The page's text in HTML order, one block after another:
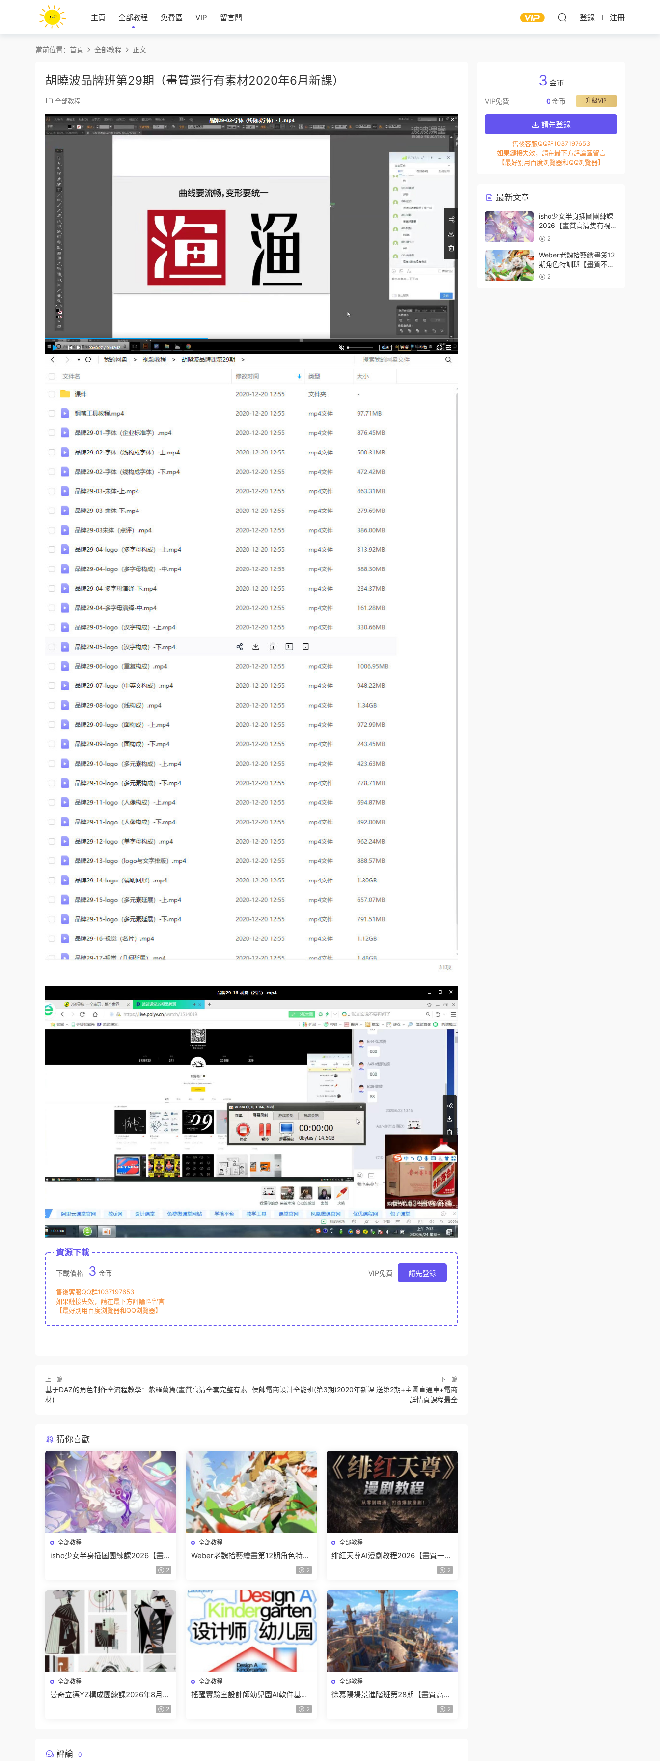
主頁 全部教程 免費區 VIP 留言闆 登錄 注冊
當前位置： 首頁 全部教程 正文
胡曉波品牌班第29期（畫質還行有素材2020年6月新課）
全部教程
資源下載
下載價格 3 金币 VIP免費 請先登錄
售後客服QQ群1037197653
如果鏈接失效，請在最下方評論區留言
【最好别用百度浏覽器和QQ浏覽器】
上一篇
基于DAZ的角色制作全流程教學：紫羅蘭篇(畫質高清全套完整有素
材)
下一篇
侯帥電商設計全能班(第3期)2020年新課 送第2期+主圖直通車+電商
詳情頁課程最全
猜你喜歡
全部教程
isho少女半身插圖團練課2026【畫質
2
全部教程
Weber老魏拾藝繪畫第12期角色特訓
2
全部教程
绯紅天尊AI漫劇教程2026【畫質一般
2
全部教程
曼奇立德YZ構成團練課2026年8月已
2
全部教程
搖醒實驗室設計師幼兒園AI軟件基礎
2
全部教程
徐慕陽場景進階班第28期【畫質高清
2
評論 0
3 金币
VIP免費 升級VIP
0金币
請先登錄
售後客服QQ群1037197653
如果鏈接失效，請在最下方評論區留言
【最好别用百度浏覽器和QQ浏覽器】
最新文章
isho少女半身插圖團練課
2026【畫質高清隻有視
頻】2
Weber老魏拾藝繪畫第12
期角色特訓班【畫質不錯
隻有視頻】
2